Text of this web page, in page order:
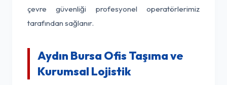
çevre güvenliği profesyonel operatörlerimiz
tarafından sağlanır.
Aydın Bursa Ofis Taşıma ve
Kurumsal Lojistik